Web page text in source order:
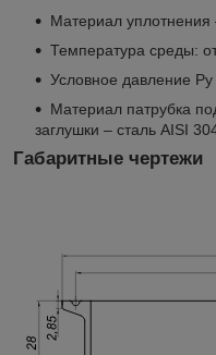
Материал уплотнения
Температура среды:
Условное давление
Материал патрубка
заглушки – сталь AISI
Габаритные чертежи